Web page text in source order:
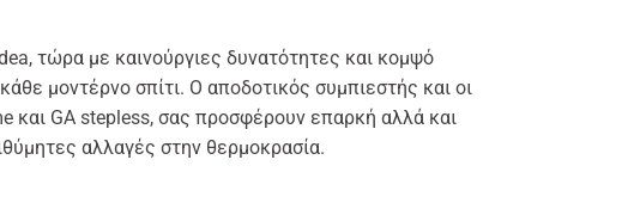
τώρα με καινούργιες δυνατότητες και κομψό
μοντέρνο σπίτι. Ο αποδοτικός συμπιεστής και οι
και GA stepless, σας προσφέρουν επαρκή αλλά και
αλλαγές στην θερμοκρασία.